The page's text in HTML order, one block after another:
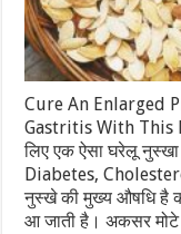
Cure An Enlarged
Gastritis With This
लिए एक ऐसा घरेलू
Diabetes,
नुस्खे की मुख्य औषधि है
आ जाती है। अकसर